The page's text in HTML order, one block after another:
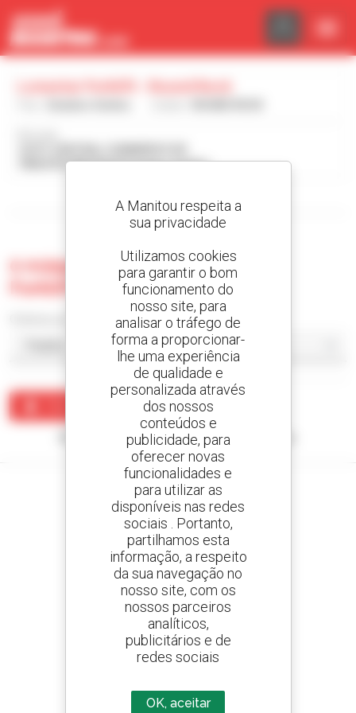
78664 ROUND ROCK Estados Unidos
Visualizar os filtros de pesquisa
0 máquina usada no Lonestar
Forklift - Round Rock
Nenhum resultado corresponde à sua pesquisa.
Crie os seus alertas
e receba anúncios de equipamentos usados
800 concessionários
A Manitou em todo o mundo
Painel de Gerenciamento de Cookies
A Manitou respeita a
sua privacidade
Utilizamos cookies
para garantir o bom
funcionamento do
nosso site, para
analisar o tráfego de
forma a proporcionar-
lhe uma experiência
de qualidade e
personalizada através
dos nossos
conteúdos e
publicidade, para
oferecer novas
funcionalidades e
para utilizar as
disponíveis nas redes
sociais . Portanto,
partilhamos esta
informação, a respeito
da sua navegação no
nosso site, com os
nossos parceiros
analíticos,
publicitários e de
redes sociais
OK, aceitar